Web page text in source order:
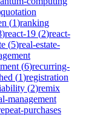
quotation
(1)ranking
)react-19 (2)react-
(5)real-estate-
(6)recurring-
(1)registration
(2)remix
management
purchases